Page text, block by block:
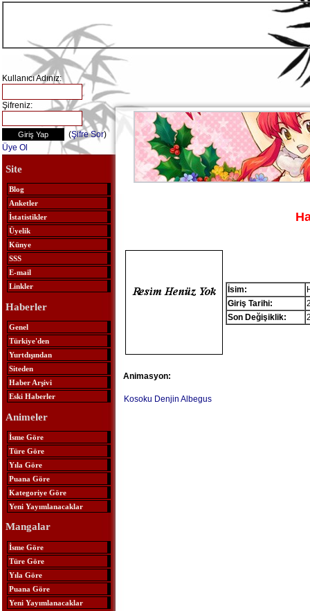
Kullanıcı Adınız:
Şifreniz:
(Şifre Sor)
Üye Ol
Site
Blog
Anketler
İstatistikler
Üyelik
Künye
SSS
E-mail
Linkler
Haberler
Genel
Türkiye'den
Yurtdışından
Siteden
Haber Arşivi
Eski Haberler
Animeler
İsme Göre
Türe Göre
Yıla Göre
Puana Göre
Kategoriye Göre
Yeni Yayımlanacaklar
Mangalar
İsme Göre
Türe Göre
Yıla Göre
Puana Göre
Yeni Yayımlanacaklar
İsim:
Giriş Tarihi:
Son Değişiklik:
Animasyon:
Kosoku Denjin Albegus